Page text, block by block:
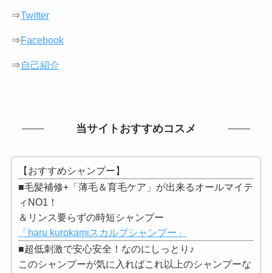
⇒Twitter
⇒Facebook
⇒自己紹介
当サイトおすすめコスメ
【おすすめシャンプー】
■毛髪補修+「薄毛＆育毛ケア」が出来るオールマイテ
ィNO1！
＆リンス要らずの時短シャンプー
「haru kurokamiスカルプシャンプー」
■超低刺激で安心安全！なのにしっとり♪
このシャンプーが気に入ればこれ以上のシャンプーな